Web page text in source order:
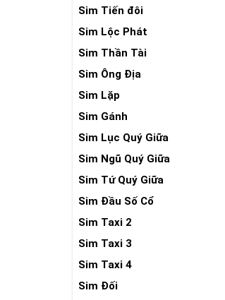
Sim Tiến đôi
Sim Lộc Phát
Sim Thần Tài
Sim Ông Địa
Sim Lặp
Sim Gánh
Sim Lục Quý Giữa
Sim Ngũ Quý Giữa
Sim Tứ Quý Giữa
Sim Đầu Số Cổ
Sim Taxi 2
Sim Taxi 3
Sim Taxi 4
Sim Đối